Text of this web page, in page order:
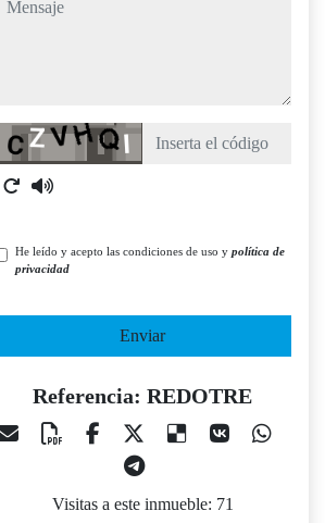
Captcha
He leído y acepto las condiciones de uso y política de
privacidad
Enviar
Referencia: REDOTRE
Visitas a este inmueble: 71